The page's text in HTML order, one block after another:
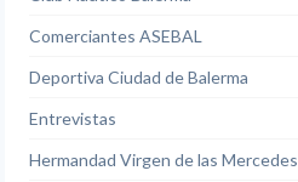
Comerciantes ASEBAL
Deportiva Ciudad de Balerma
Entrevistas
Hermandad Virgen de las Mercedes